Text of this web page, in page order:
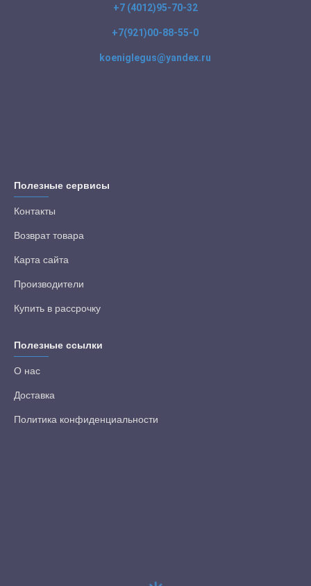
+7 (4012)95-70-32
+7(921)00-88-55-0
koeniglegus@yandex.ru
Полезные сервисы
Контакты
Возврат товара
Карта сайта
Производители
Купить в рассрочку
Полезные ссылки
О нас
Доставка
Политика конфиденциальности